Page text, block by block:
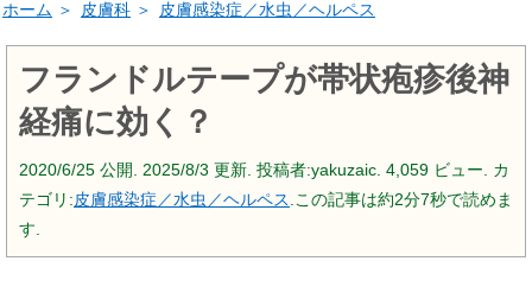
ホーム ＞ 皮膚科 ＞ 皮膚感染症／水虫／ヘルペス
フランドルテープが帯状疱疹後神
経痛に効く？
2020/6/25 公開. 2025/8/3 更新. 投稿者:yakuzaic. 4,059 ビュー. カ
テゴリ:皮膚感染症／水虫／ヘルペス .この記事は約2分7秒で読めま
す.